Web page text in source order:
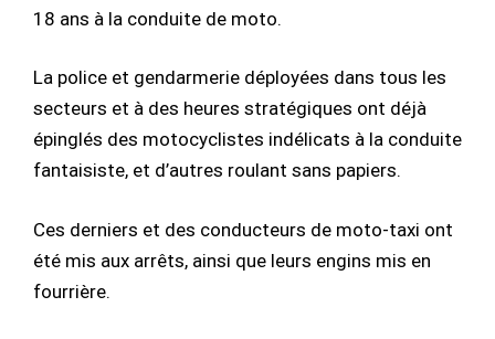
18 ans à la conduite de moto.
La police et gendarmerie déployées dans tous les
secteurs et à des heures stratégiques ont déjà
épinglés des motocyclistes indélicats à la conduite
fantaisiste, et d’autres roulant sans papiers.
Ces derniers et des conducteurs de moto-taxi ont
été mis aux arrêts, ainsi que leurs engins mis en
fourrière.